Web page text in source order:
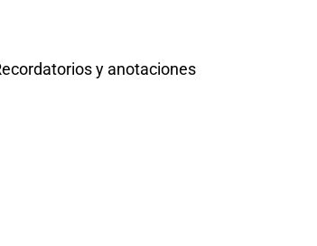
y anotaciones